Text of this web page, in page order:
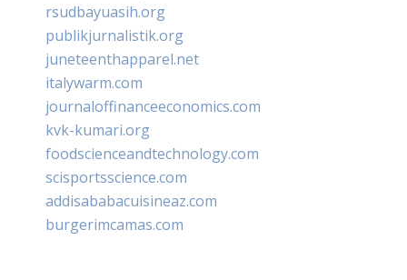
rsudbayuasih.org
publikjurnalistik.org
juneteenthapparel.net
italywarm.com
journaloffinanceeconomics.com
kvk-kumari.org
foodscienceandtechnology.com
scisportsscience.com
addisababacuisineaz.com
burgerimcamas.com